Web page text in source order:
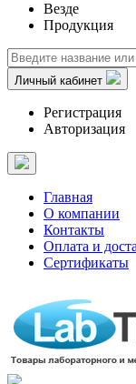
Везде
Продукция
Личный кабинет
Регистрация
Авторизация
Главная
О компании
Контакты
Оплата и
Сертификаты